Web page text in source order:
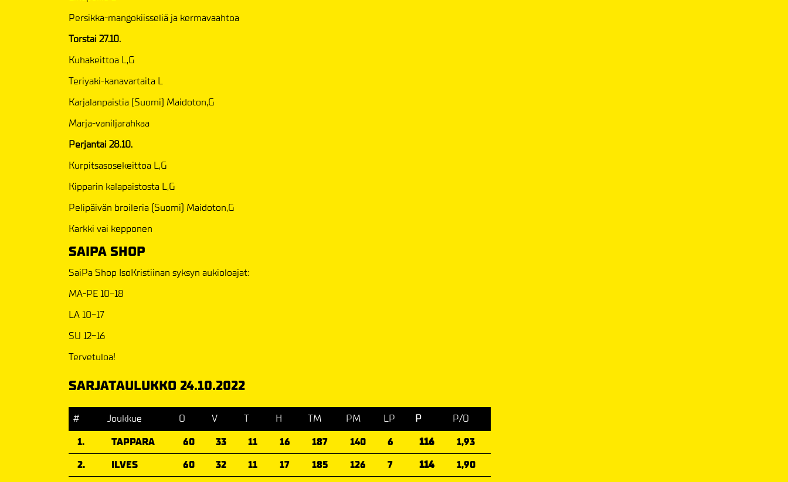
Persikka-mangokiisseliä ja kermavaahtoa
Torstai 27.10.
Kuhakeittoa L,G
Teriyaki-kanavartaita L
Karjalanpaistia (Suomi) Maidoton,G
Marja-vaniljarahkaa
Perjantai 28.10.
Kurpitsasosekeittoa L,G
Kipparin kalapaistosta L,G
Pelipäivän broileria (Suomi) Maidoton,G
Karkki vai kepponen
SAIPA SHOP
SaiPa Shop IsoKristiinan syksyn aukioloajat:
MA-PE 10-18
LA 10-17
SU 12-16
Tervetuloa!
SARJATAULUKKO 24.10.2022
# Joukkue O V T H TM PM LP P
P/O
1.
TAPPARA 60 33 11 16 187 140 6 116
1,93
2.
ILVES 60 32 11 17 185 126 7 114
1,90